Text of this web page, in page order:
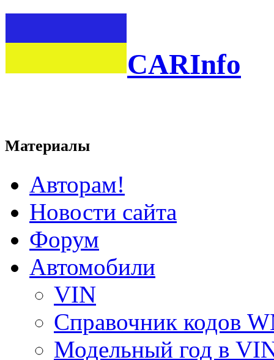
CARInfo
Материалы
Авторам!
Новости сайта
Форум
Автомобили
VIN
Справочник кодов
Модельный год в